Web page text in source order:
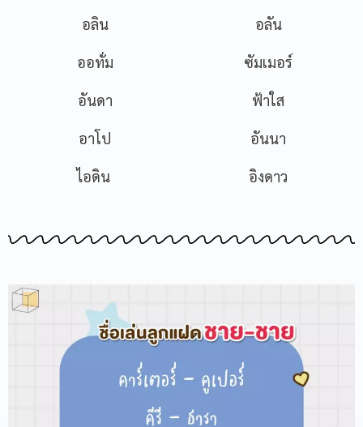
อลิน
ออทั่ม
อันดา
อาโป
ไอดิน
อลัน
ซัมเมอร์
ฟ้าใส
อันนา
อิงดาว